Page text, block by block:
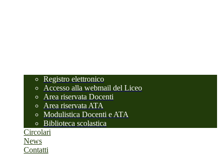
Registro elettronico
Accesso alla webmail del Liceo
Area riservata Docenti
Area riservata ATA
Modulistica Docenti e ATA
Biblioteca scolastica
Circolari
News
Contatti